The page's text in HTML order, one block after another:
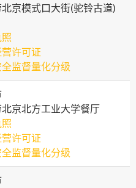
京模式口大街(驼铃古道)
许可证
监督量化分级
京北方工业大学餐厅
许可证
监督量化分级